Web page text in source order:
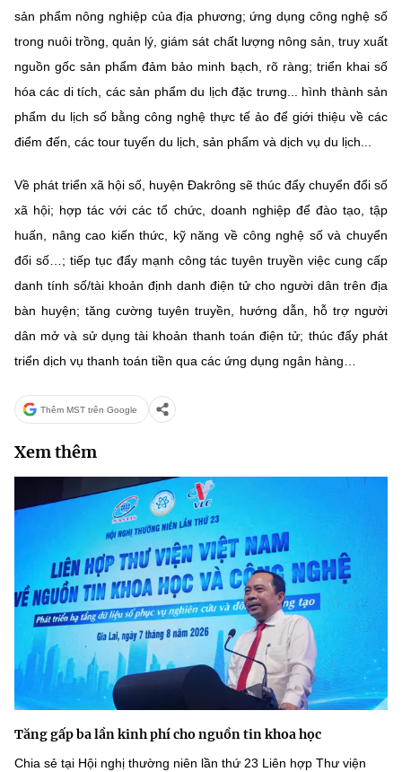
sản phẩm nông nghiệp của địa phương; ứng dụng công nghệ số
trong nuôi trồng, quản lý, giám sát chất lượng nông sản, truy xuất
nguồn gốc sản phẩm đảm bảo minh bạch, rõ ràng; triển khai số
hóa các di tích, các sản phẩm du lịch đặc trưng... hình thành sản
phẩm du lịch số bằng công nghệ thực tế ảo để giới thiệu về các
điểm đến, các tour tuyến du lịch, sản phẩm và dịch vụ du lịch...
Về phát triển xã hội số, huyện Đakrông sẽ thúc đẩy chuyển đổi số
xã hội; hợp tác với các tổ chức, doanh nghiệp để đào tạo, tập
huấn, nâng cao kiến thức, kỹ năng về công nghệ số và chuyển
đổi số…; tiếp tục đẩy mạnh công tác tuyên truyền việc cung cấp
danh tính số/tài khoản định danh điện tử cho người dân trên địa
bàn huyện; tăng cường tuyên truyền, hướng dẫn, hỗ trợ người
dân mở và sử dụng tài khoản thanh toán điện tử; thúc đẩy phát
triển dịch vụ thanh toán tiền qua các ứng dụng ngân hàng…
Thêm MST trên Google
Xem thêm
Tăng gấp ba lần kinh phí cho nguồn tin khoa học
Chia sẻ tại Hội nghị thường niên lần thứ 23 Liên hợp Thư viện